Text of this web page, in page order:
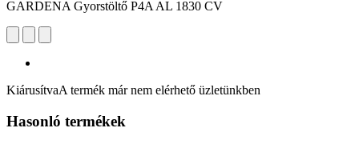
GARDENA Gyorstöltő P4A AL 1830 CV
KiárusítvaA termék már nem elérhető üzletünkben
Hasonló termékek